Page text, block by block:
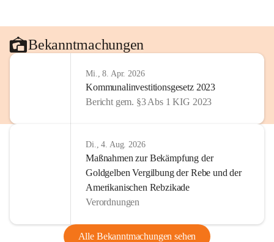
Bekanntmachungen
Mi., 8. Apr. 2026
Kommunalinvestitionsgesetz 2023
Bericht gem. §3 Abs 1 KIG 2023
Di., 4. Aug. 2026
Maßnahmen zur Bekämpfung der
Goldgelben Vergilbung der Rebe und der
Amerikanischen Rebzikade
Verordnungen
Alle Bekanntmachungen sehen